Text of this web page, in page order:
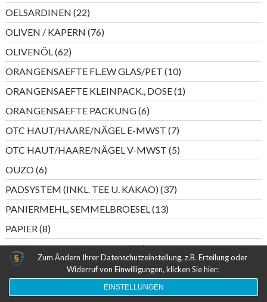
Produkte
OELSARDINEN 2222
Produkte
OLIVEN / KAPERN 7676
Produkte
OLIVENÖL 6262
Produkte
ORANGENSAEFTE FL.EW GLAS/PET 1010
Produkte
ORANGENSAEFTE KLEINPACK., DOSE 11
Produkt
ORANGENSAEFTE PACKUNG 66
Produkte
OTC HAUT/HAARE/NÄGEL E-MWST 77
Produkte
OTC HAUT/HAARE/NÄGEL V-MWST 55
Produkte
OUZO 66
Produkte
PADSYSTEM (INKL. TEE U. KAKAO) 3737
Produkte
PANIERMEHL, SEMMELBROESEL 1313
Produkte
PAPIER 88
Produkte
PAPIERTASCHENTUECHER 4444
Produkte
PASTETEN (FISCHKONSERVEN) 44
Produkte
66
Zum Ändern Ihrer Datenschutzeinstellung, z.B. Erteilung oder
Widerruf von Einwilligungen, klicken Sie hier:
EINSTELLUNGEN